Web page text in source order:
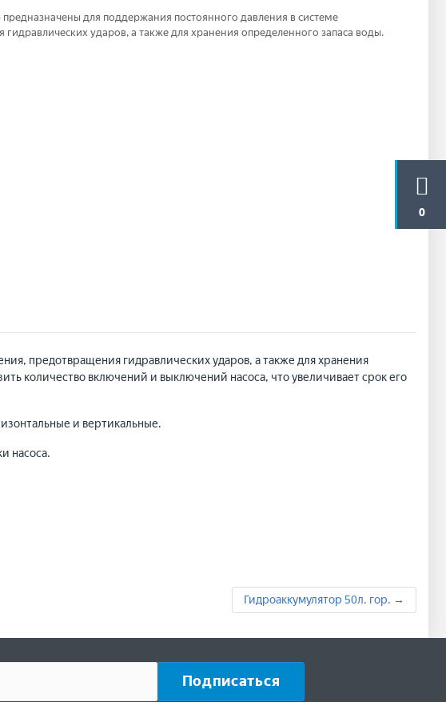
0
для поддержания постоянного давления в системе
ударов, а также для хранения определенного запаса воды.
предотвращения гидравлических ударов, а также для хранения
количество включений и выключений насоса, что увеличивает срок его
и вертикальные.
насоса.
Гидроаккумулятор 50л. гор. →